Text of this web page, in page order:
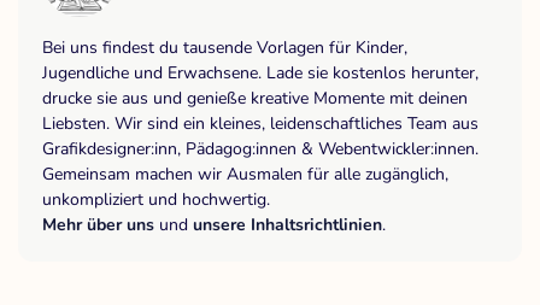
Bei uns findest du tausende Vorlagen für Kinder,
Jugendliche und Erwachsene. Lade sie kostenlos herunter,
drucke sie aus und genieße kreative Momente mit deinen
Liebsten. Wir sind ein kleines, leidenschaftliches Team aus
Grafikdesigner:inn, Pädagog:innen & Webentwickler:innen.
Gemeinsam machen wir Ausmalen für alle zugänglich,
unkompliziert und hochwertig.
Mehr über uns und unsere Inhaltsrichtlinien.